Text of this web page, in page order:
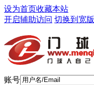
设为首页收藏本站
开启辅助访问 切换到宽版
账号